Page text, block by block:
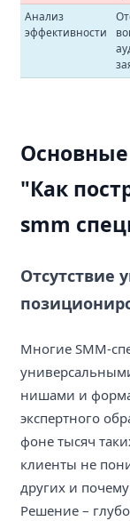
Анализ
эффективности
"Как
smm
Отсутствие
Многие SMM-
нишами и
экспертного
фоне тысяч
клиенты не
других и
Решение –